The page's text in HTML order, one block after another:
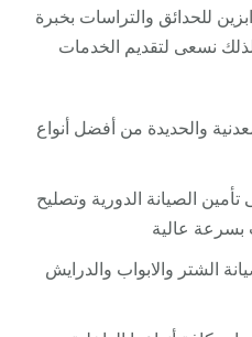
للحدائق والتراسات بخبرة
نسعى لتقديم الخدمات
والحديدة من أفضل أنواع
الصيانة الدورية وتصليح
بسرعة عالية
الشتر والابواب والدرايش